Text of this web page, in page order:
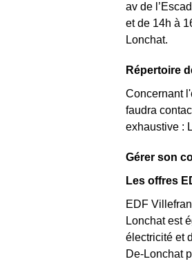
av de
et de 14h à
Lonchat.
Répertoire
Concernant
faudra
exhaustive :
Gérer son
Les offres
EDF
Lonchat est
électricité et
De-Lonchat